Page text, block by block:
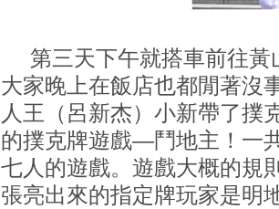
第三天下午就搭車前往
大家晚上在飯店也都閒著沒
人王（呂新杰）小新帶了撲
的撲克牌遊戲—鬥地主！一
七人的遊戲。遊戲大概的規
張亮出來的指定牌玩家是明